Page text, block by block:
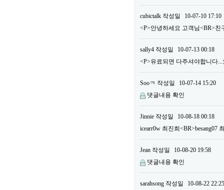
cubictalk 작성일
10-07-10 17:10
<P>안녕하세요 고객님<BR>친
sally4 작성일
10-07-13 00:18
<P>유료되면 다주셔야합니다
Sooㅋ 작성일
10-07-14 15:20
댓글내용 확인
Jinnie 작성일
10-08-18 00:18
icearr0w 최진희<BR>besang07
Jean 작성일
10-08-20 19:58
댓글내용 확인
sarahsong 작성일
10-08-22 22:25